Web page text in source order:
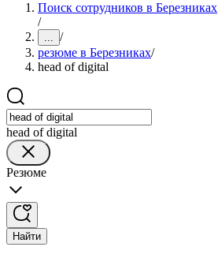
Поиск сотрудников в Березниках
/
... /
резюме в Березниках/
head of digital
head of digital
Резюме
Найти